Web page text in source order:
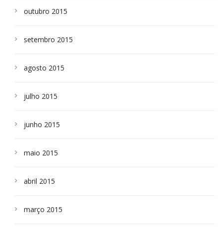
outubro 2015
setembro 2015
agosto 2015
julho 2015
junho 2015
maio 2015
abril 2015
março 2015